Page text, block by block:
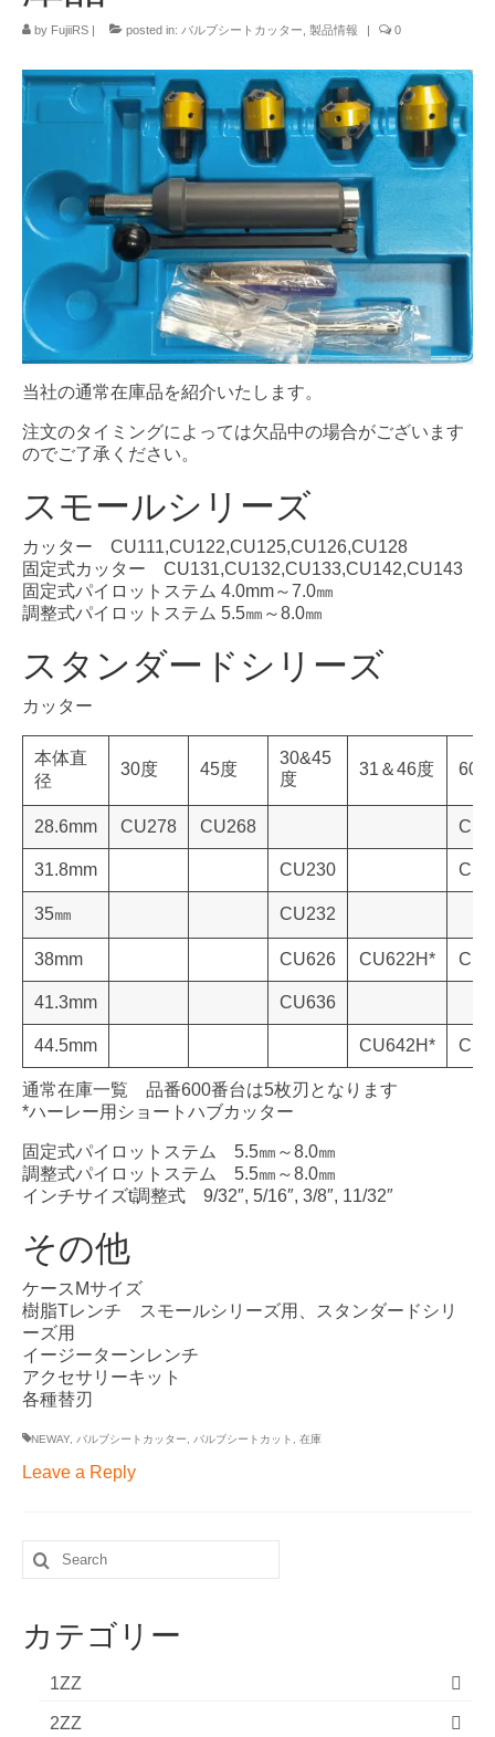
by FujiiRS | posted in: バルブシートカッター 製品情報 | 0
当社の通常在庫品を紹介いたします。
注文のタイミングによっては欠品中の場合がございます
のでご了承ください。
スモールシリーズ
カッター CU111,CU122,CU125,CU126,CU128
固定式カッター CU131,CU132,CU133,CU142,CU143
固定式パイロットステム 4.0mm～7.0㎜
調整式パイロットステム 5.5㎜～8.0㎜
スタンダードシリーズ
カッター
本体直
径
30度 45度
30&45
度
31＆46度 60度
28.6mm CU278 CU268
31.8mm CU230
35㎜ CU232
38mm CU626 CU622H*
41.3mm CU636
44.5mm CU642H*
通常在庫一覧 品番600番台は5枚刃となります
*ハーレー用ショートハブカッター
固定式パイロットステム 5.5㎜～8.0㎜
調整式パイロットステム 5.5㎜～8.0㎜
インチサイズt調整式 9/32″, 5/16″, 3/8″, 11/32″
その他
ケースMサイズ
樹脂Tレンチ スモールシリーズ用、スタンダードシリ
ーズ用
イージーターンレンチ
アクセサリーキット
各種替刃
NEWAY バルブシートカッター バルブシートカット 在庫
Leave a Reply
Search
for:
カテゴリー
1ZZ
2ZZ